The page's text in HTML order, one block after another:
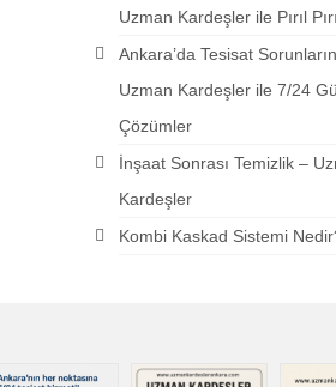
Uzman Kardeşler ile Pırıl
Ankara’da Tesisat
Uzman Kardeşler ile 7/24
Çözümler
İnşaat Sonrası Temizlik –
Kardeşler
Kombi Kaskad Sistemi